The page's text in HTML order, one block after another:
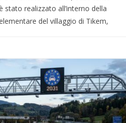
stato realizzato all’interno della
del villaggio di Tikem,